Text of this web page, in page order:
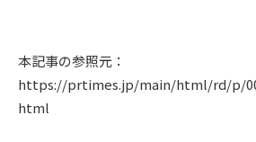
本記事の参照元：
https://prtimes.jp/main/html/rd/p/
html